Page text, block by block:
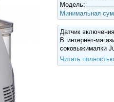
Модель:
Минимальная
Датчик
В интернет-
соковыжималки
Читать полностью